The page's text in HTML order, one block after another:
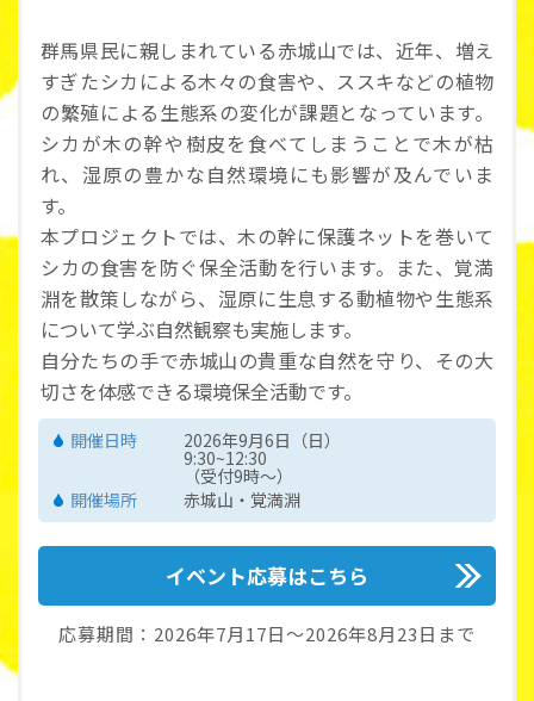
群馬県民に親しまれている赤城山では、近年、増え
すぎたシカによる木々の食害や、ススキなどの植物
の繁殖による生態系の変化が課題となっています。
シカが木の幹や樹皮を食べてしまうことで木が枯
れ、湿原の豊かな自然環境にも影響が及んでいま
す。
本プロジェクトでは、木の幹に保護ネットを巻いて
シカの食害を防ぐ保全活動を行います。また、覚満
淵を散策しながら、湿原に生息する動植物や生態系
について学ぶ自然観察も実施します。
自分たちの手で赤城山の貴重な自然を守り、その大
切さを体感できる環境保全活動です。
開催日時 2026年9月6日（日）
9:30~12:30
（受付9時～）
開催場所
赤城山・覚満淵
イベント応募はこちら
応募期間：2026年7月17日～2026年8月23日まで